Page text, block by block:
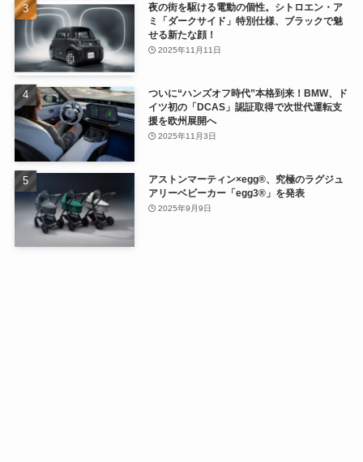
夜の街を駆ける電動の個性。シトロエン・ア
ミ「ダークサイド」特別仕様、ブラックで魅
せる新たな顔！
2025年11月11日
ついに“ハンズオフ時代”本格到来！BMW、ド
イツ初の「DCAS」認証取得で次世代運転支
援を欧州展開へ
2025年11月3日
アストンマーティン×egg®、究極のラグジュ
アリーベビーカー「egg3®」を発表
2025年9月9日